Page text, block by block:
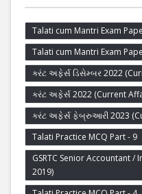
Talati cum Mantri Exam
Talati cum Mantri Exam
કરંટ અફેર્સ ડિસેમ્બર 2022
કરંટ અફેર્સ 2022 (Current
કરંટ અફેર્સ ફેબ્રુઆરી 2023
Talati Practice MCQ Part - 9
GSRTC Senior Accountant
2019)